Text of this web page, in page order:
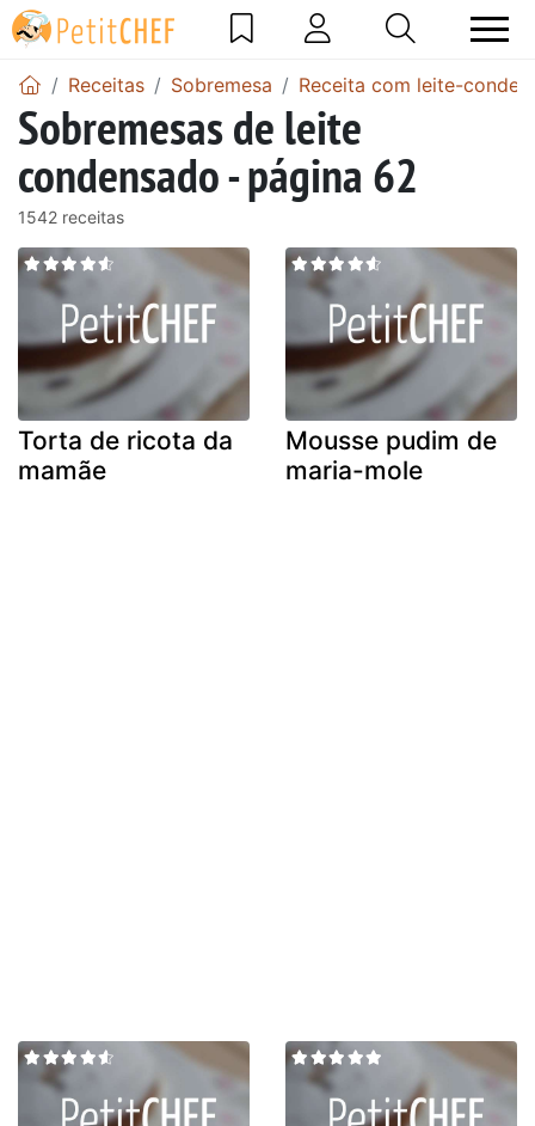
Receitas Sobremesa Receita com leite-
Sobremesas de leite
condensado - página 62
1542 receitas
Torta de ricota da
mamãe
Mousse pudim de
maria-mole